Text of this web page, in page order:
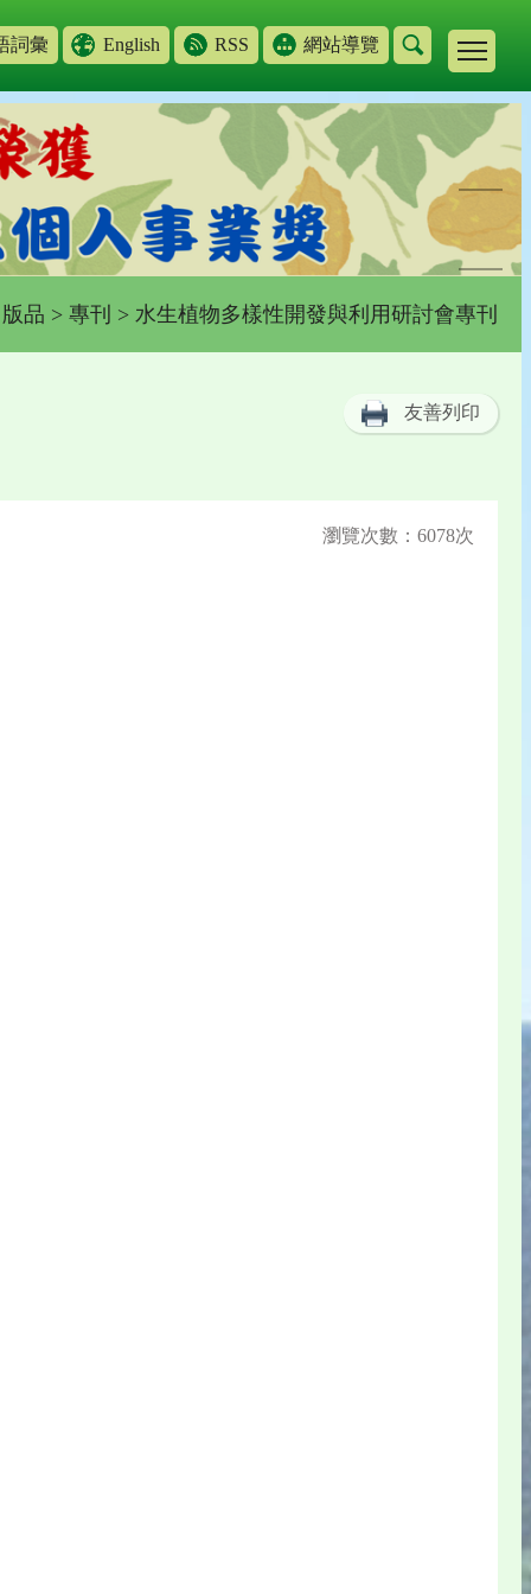
詞彙 English RSS 網站導覽
品 > 專刊 > 水生植物多樣性開發與利用研討會專刊
友善列印
瀏覽次數：6078次